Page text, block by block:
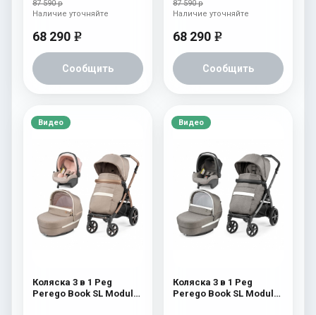
87 590 р
68 290 e
Сообщить
Наличие уточняйте
87 590 р
68 290 e
Сообщить
Наличие уточняйте
Видео
Коляска 3 в 1 Peg
Perego Book SL Modular
Видео
Коляска 3 в 1 Peg
Perego Book SL Modular